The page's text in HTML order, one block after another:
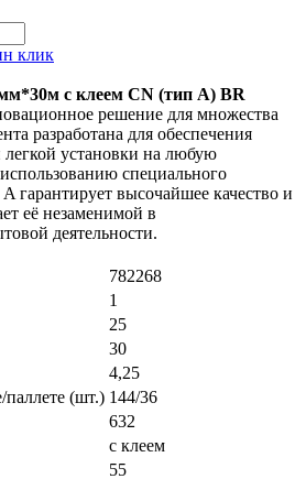
клик
с клеем CN (тип A) BR
решение для множества
разработана для обеспечения
установки на любую
специального
гарантирует высочайшее качество и
её незаменимой в
деятельности.
782268
1
25
30
4,25
паллете (шт.) 144/36
632
с клеем
55